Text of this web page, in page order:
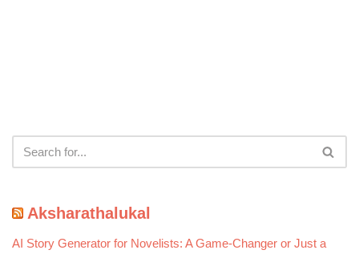
Aksharathalukal
AI Story Generator for Novelists: A Game-Changer or Just a